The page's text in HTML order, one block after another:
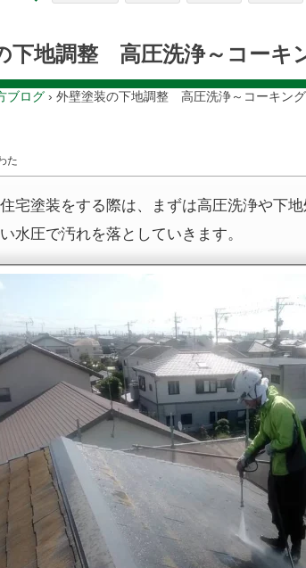
下地調整 高圧洗浄～コーキ
ブログ › 外壁塗装の下地調整 高圧洗浄～コーキン
た
住宅塗装をする際は、まずは高圧洗浄や下
い水圧で汚れを落としていきます。